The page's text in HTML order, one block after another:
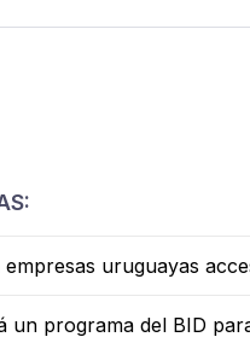
uruguayas
un programa del BID